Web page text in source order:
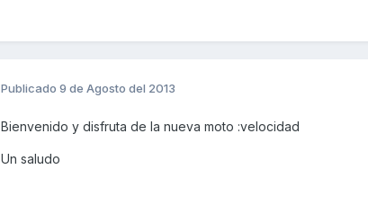
Publicado 9 de Agosto del 2013
Bienvenido y disfruta de la nueva moto :velocidad
Un saludo